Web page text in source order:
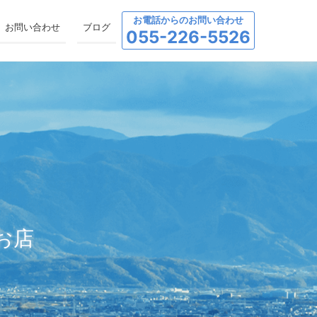
お問い合わせ ブログ
お電話からのお問い合わせ
055-226-5526
店